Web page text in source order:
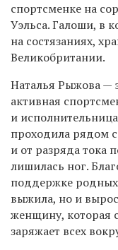
спортсменке на
Уэльса. Галоши, в
на состязаниях,
Великобритании.
Наталья Рыжова —
активная
и
проходила рядом
и от разряда тока
лишилась ног.
поддержке родных
выжила, но и
женщину, которая
заряжает всех